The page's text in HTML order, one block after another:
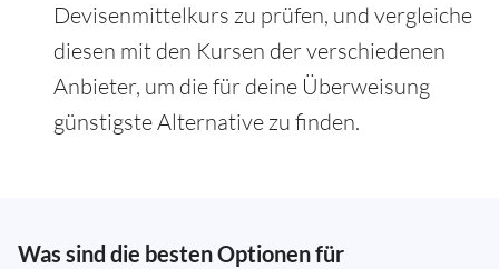
Devisenmittelkurs zu prüfen, und vergleiche
diesen mit den Kursen der verschiedenen
Anbieter, um die für deine Überweisung
günstigste Alternative zu finden.
Was sind die besten Optionen für